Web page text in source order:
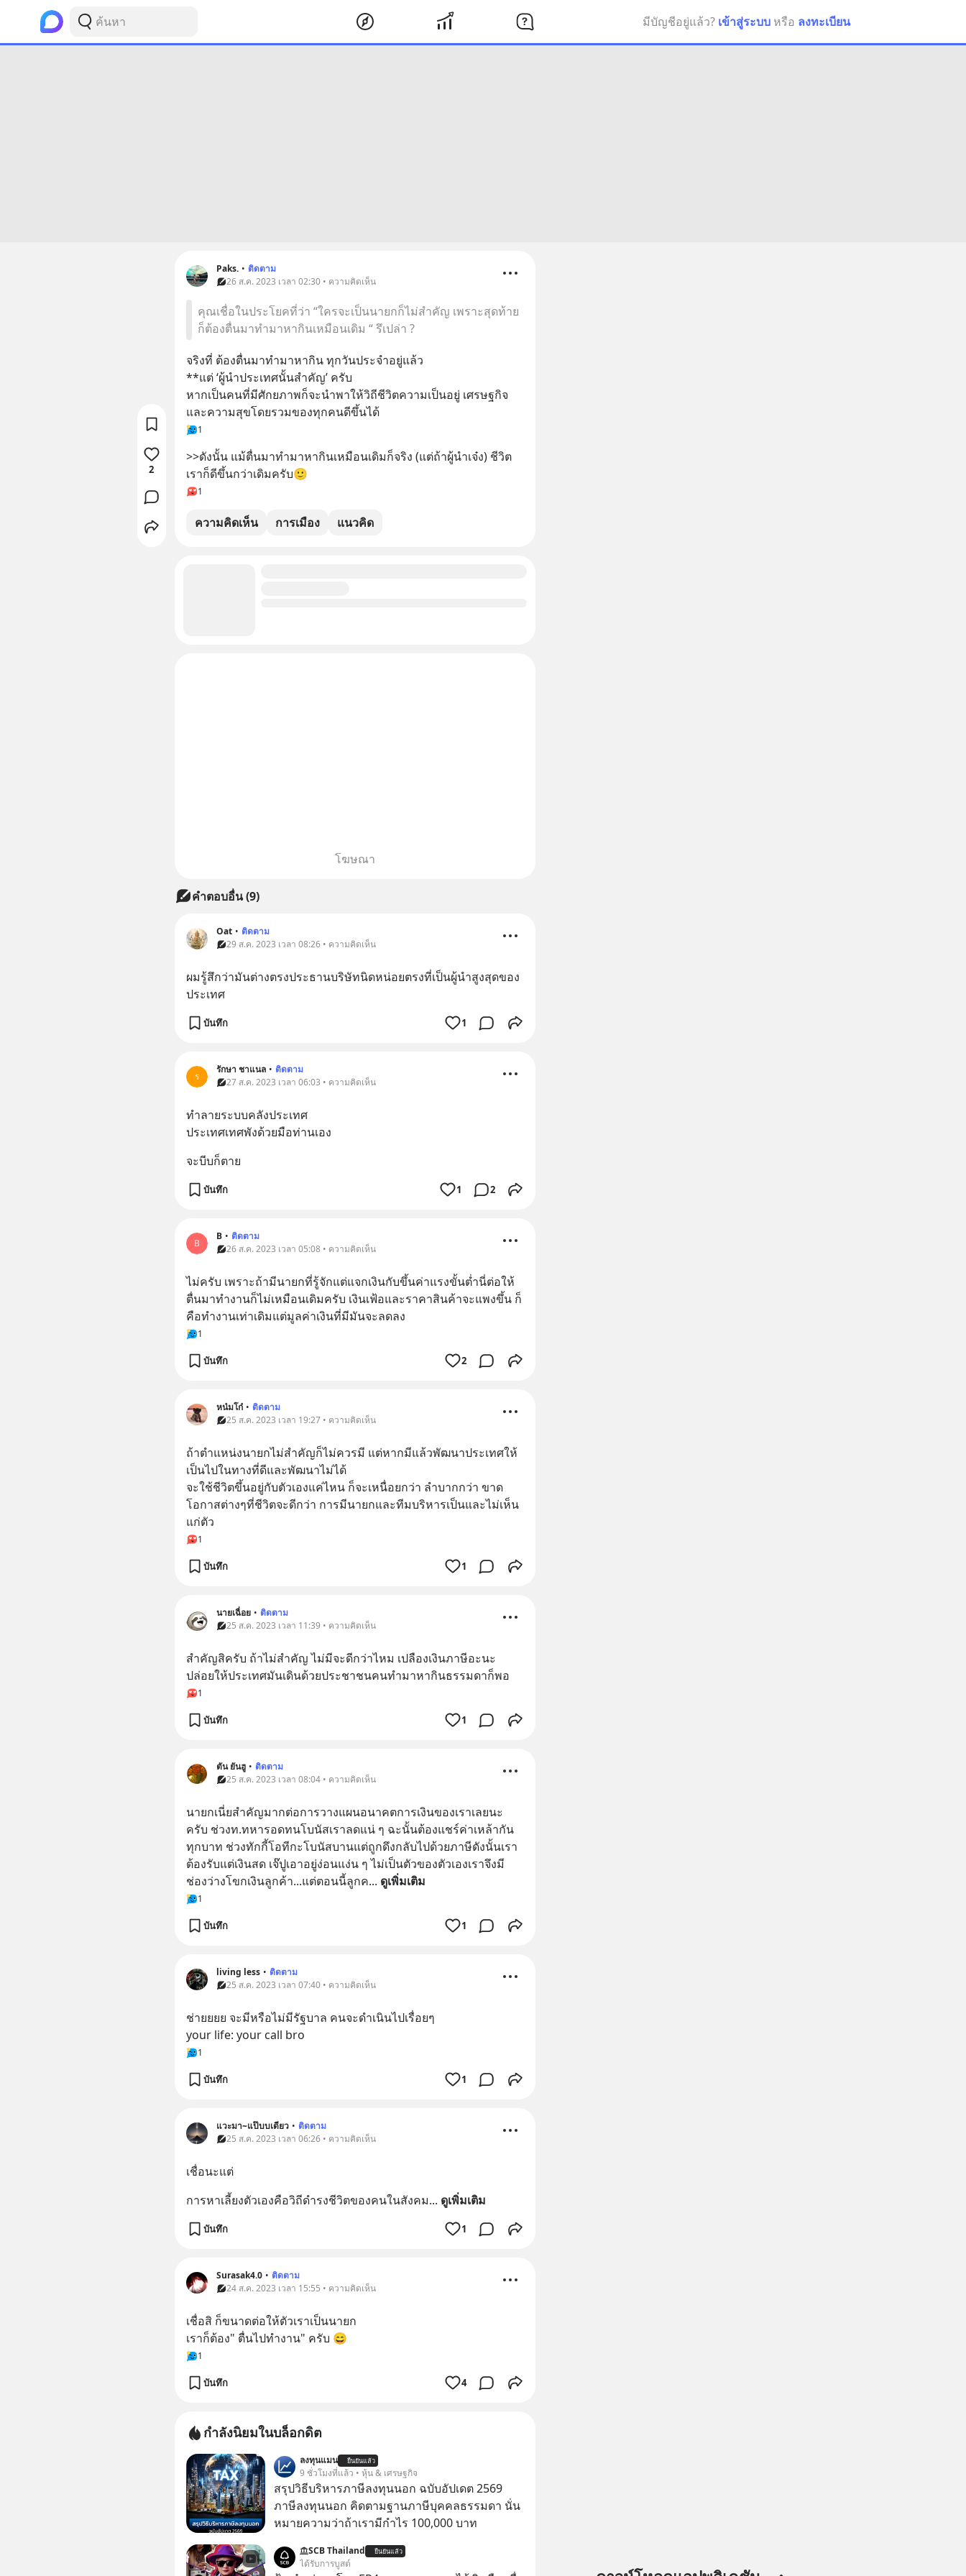
มีบัญชีอยู่แล้ว? เข้าสู่ระบบ หรือ ลงทะเบียน
Paks. • ติดตาม
26 ส.ค. 2023 เวลา 02:30 • ความคิดเห็น
คุณเชื่อในประโยคที่ว่า “ใครจะเป็นนายกก็ไม่สำคัญ เพราะสุดท้าย
ก็ต้องตื่นมาทำมาหากินเหมือนเดิม “ รึเปล่า ?
จริงที่ ต้องตื่นมาทำมาหากิน ทุกวันประจำอยู่แล้ว
**แต่ ‘ผู้นำประเทศนั้นสำคัญ’ ครับ
หากเป็นคนที่มีศักยภาพก็จะนำพาให้วิถีชีวิตความเป็นอยู่ เศรษฐกิจ
และความสุขโดยรวมของทุกคนดีขึ้นได้
1
>>ดังนั้น แม้ตื่นมาทำมาหากินเหมือนเดิมก็จริง (แต่ถ้าผู้นำเจ๋ง) ชีวิต
เราก็ดีขึ้นกว่าเดิมครับ🙂
1
ความคิดเห็น การเมือง แนวคิด
2
โฆษณา
คำตอบอื่น(9)
Oat • ติดตาม
29 ส.ค. 2023 เวลา 08:26 • ความคิดเห็น
ผมรู้สึกว่ามันต่างตรงประธานบริษัทนิดหน่อยตรงที่เป็นผู้นำสูงสุดของ
ประเทศ
บันทึก 1
ร
รักษา ชาแนล • ติดตาม
27 ส.ค. 2023 เวลา 06:03 • ความคิดเห็น
ทำลายระบบคลังประเทศ
ประเทศเทศพังด้วยมือท่านเอง
จะบีบก็ตาย
บันทึก 1 2
B
B • ติดตาม
26 ส.ค. 2023 เวลา 05:08 • ความคิดเห็น
ไม่ครับ เพราะถ้ามีนายกที่รู้จักแต่แจกเงินกับขึ้นค่าแรงขั้นต่ำนี่ต่อให้
ตื่นมาทำงานก็ไม่เหมือนเดิมครับ เงินเฟ้อและราคาสินค้าจะแพงขึ้น ก็
คือทำงานเท่าเดิมแต่มูลค่าเงินที่มีมันจะลดลง
1
บันทึก 2
หน๋มโก๋ • ติดตาม
25 ส.ค. 2023 เวลา 19:27 • ความคิดเห็น
ถ้าตำแหน่งนายกไม่สำคัญก็ไม่ควรมี แต่หากมีแล้วพัฒนาประเทศให้
เป็นไปในทางที่ดีและพัฒนาไม่ได้
จะใช้ชีวิตขึ้นอยู่กับตัวเองแค่ไหน ก็จะเหนื่อยกว่า ลำบากกว่า ขาด
โอกาสต่างๆที่ชีวิตจะดีกว่า การมีนายกและทีมบริหารเป็นและไม่เห็น
แก่ตัว
1
บันทึก 1
นายเฉื่อย • ติดตาม
25 ส.ค. 2023 เวลา 11:39 • ความคิดเห็น
สำคัญสิครับ ถ้าไม่สำคัญ ไม่มีจะดีกว่าไหม เปลืองเงินภาษีอะนะ
ปล่อยให้ประเทศมันเดินด้วยประชาชนคนทำมาหากินธรรมดาก็พอ
1
บันทึก 1
ตัน ยันฮู • ติดตาม
25 ส.ค. 2023 เวลา 08:04 • ความคิดเห็น
นายกเนี่ยสำคัญมากต่อการวางแผนอนาคตการเงินของเราเลยนะ
ครับ ช่วงท.ทหารอดทนโบนัสเราลดแน่ ๆ ฉะนั้นต้องแชร์ค่าเหล้ากัน
ทุกบาท ช่วงทักกี้โอทีกะโบนัสบานแต่ถูกดึงกลับไปด้วยภาษีดังนั้นเรา
ต้องรับแต่เงินสด เจ๊ปูเอาอยู่ง่อนแง่น ๆ ไม่เป็นตัวของตัวเองเราจึงมี
ช่องว่างโขกเงินลูกค้า...แต่ตอนนี้ลูกค... ดูเพิ่มเติม
1
บันทึก 1
living less • ติดตาม
25 ส.ค. 2023 เวลา 07:40 • ความคิดเห็น
ช่ายยยย จะมีหรือไม่มีรัฐบาล คนจะดำเนินไปเรื่อยๆ
your life: your call bro
1
บันทึก 1
แวะมา~แป๊บบเดียว • ติดตาม
25 ส.ค. 2023 เวลา 06:26 • ความคิดเห็น
เชื่อนะแต่
การหาเลี้ยงตัวเองคือวิถีดำรงชีวิตของคนในสังคม... ดูเพิ่มเติม
บันทึก 1
Surasak4.0 • ติดตาม
24 ส.ค. 2023 เวลา 15:55 • ความคิดเห็น
เชื่อสิ ก็ขนาดต่อให้ตัวเราเป็นนายก
เราก็ต้อง" ตื่นไปทำงาน" ครับ 😄
1
บันทึก 4
กำลังนิยมในบล็อกดิต
ลงทุนแมน ยืนยันแล้ว
9 ชั่วโมงที่แล้ว • หุ้น & เศรษฐกิจ
สรุปวิธีบริหารภาษีลงทุนนอก ฉบับอัปเดต 2569
ภาษีลงทุนนอก คิดตามฐานภาษีบุคคลธรรมดา นั่น
หมายความว่าถ้าเรามีกำไร 100,000 บาท
SCB Thailand ยืนยันแล้ว
ได้รับการบูสต์